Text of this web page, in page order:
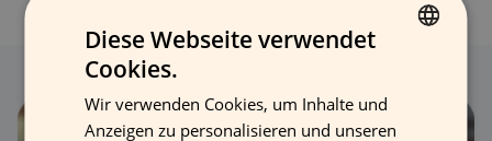
GERMAN
Diese Webseite verwendet
Cookies.
Wir verwenden Cookies, um Inhalte und
Anzeigen zu personalisieren und unseren